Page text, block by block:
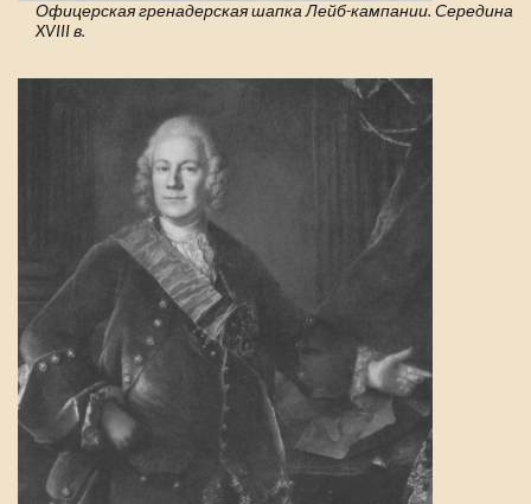
Офицерская гренадерская шапка Лейб-кампании. Середина
XVIII в.